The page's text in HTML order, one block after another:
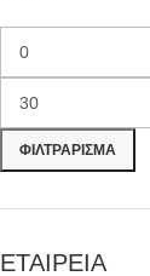
ΦΙΛΤΡΆΡΙΣΜΑ
ΕΤΑΙΡΕΙΑ